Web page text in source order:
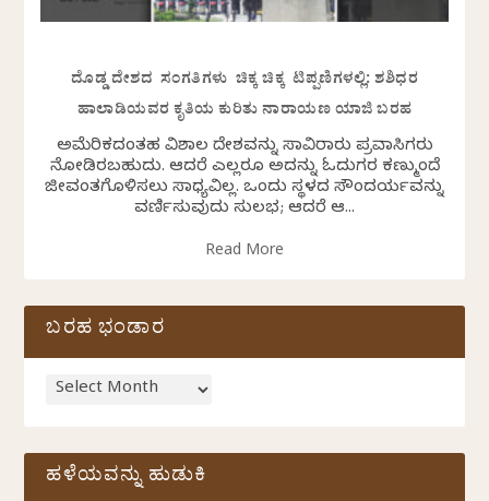
ದೊಡ್ಡ ದೇಶದ ಸಂಗತಿಗಳು ಚಿಕ್ಕ ಚಿಕ್ಕ ಟಿಪ್ಪಣಿಗಳಲ್ಲಿ: ಶಶಿಧರ
ಹಾಲಾಡಿಯವರ ಕೃತಿಯ ಕುರಿತು ನಾರಾಯಣ ಯಾಜಿ ಬರಹ
ಅಮೆರಿಕದಂತಹ ವಿಶಾಲ ದೇಶವನ್ನು ಸಾವಿರಾರು ಪ್ರವಾಸಿಗರು
ನೋಡಿರಬಹುದು. ಆದರೆ ಎಲ್ಲರೂ ಅದನ್ನು ಓದುಗರ ಕಣ್ಮುಂದೆ
ಜೀವಂತಗೊಳಿಸಲು ಸಾಧ್ಯವಿಲ್ಲ. ಒಂದು ಸ್ಥಳದ ಸೌಂದರ್ಯವನ್ನು
ವರ್ಣಿಸುವುದು ಸುಲಭ; ಆದರೆ ಆ...
Read More
ಬರಹ ಭಂಡಾರ
ಹಳೆಯವನ್ನು ಹುಡುಕಿ